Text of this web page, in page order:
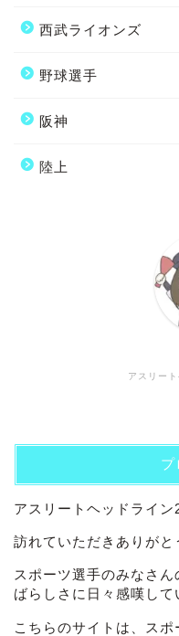
西武ライオンズ
野球選手
阪神
陸上
アスリー
プ
アスリートヘッドライン
訪れていただきありがと
スポーツ選手のみなさ
ばらしさに日々感嘆して
こちらのサイトは、ス